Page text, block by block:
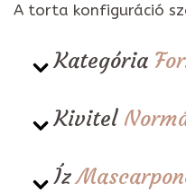
A torta konfiguráció
Kategória
Kivitel
Íz